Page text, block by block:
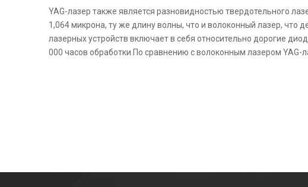
YAG-лазер также является разновидностью твердотельного
1,064 микрона, ту же длину волны, что и волоконный лазер, что
лазерных устройств включает в себя относительно дорогие
000 часов обработки.По сравнению с волоконным лазером